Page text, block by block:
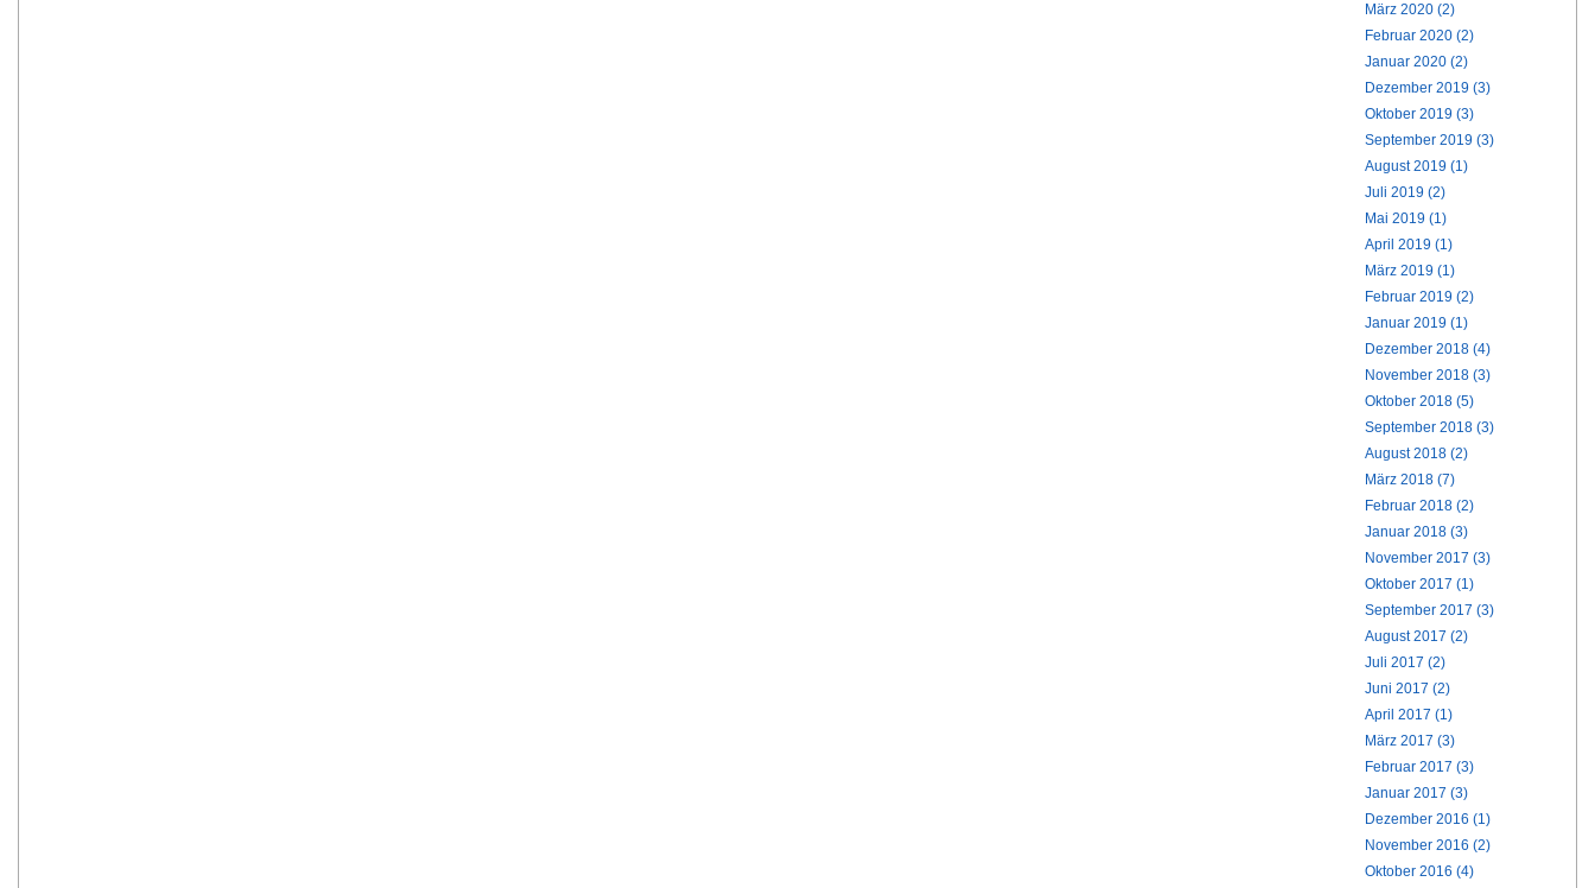
März 2020 (2)
Februar 2020 (2)
Januar 2020 (2)
Dezember 2019 (3)
Oktober 2019 (3)
September 2019 (3)
August 2019 (1)
Juli 2019 (2)
Mai 2019 (1)
April 2019 (1)
März 2019 (1)
Februar 2019 (2)
Januar 2019 (1)
Dezember 2018 (4)
November 2018 (3)
Oktober 2018 (5)
September 2018 (3)
August 2018 (2)
März 2018 (7)
Februar 2018 (2)
Januar 2018 (3)
November 2017 (3)
Oktober 2017 (1)
September 2017 (3)
August 2017 (2)
Juli 2017 (2)
Juni 2017 (2)
April 2017 (1)
März 2017 (3)
Februar 2017 (3)
Januar 2017 (3)
Dezember 2016 (1)
November 2016 (2)
Oktober 2016 (4)